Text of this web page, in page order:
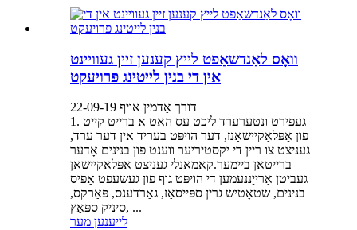
וואָס לאַנדשאַפט לייץ קענען זיין געוויינט
אין די בנין לייטינג פּרויעקט
דורך אַדמין אויף 22-09-19
1. געפירט ונטערערד ליכט עס האט אַ ברייט קייט
פון אַפּלאַקיישאַנז, דער הויפּט בעריד אין דער ערד,
געניצט צו ריין די יקסטיריער ווענט פון בנינים אָדער
ברייטאַן ביימער.קאַמאַנלי געניצט אַפּלאַקיישאַן
געביטן אַרייַננעמען די הויפּט גוף פון געשעפט אָפיס
בנינים, שטאָטיש גרין ספּייסאַז, גאַרדענס, פּאַרקס,
סיניק ספּאַץ, ...
לייענען מער